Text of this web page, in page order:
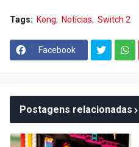
Tags: Kong Notícias Switch 2
Facebook
Postagens relacionadas